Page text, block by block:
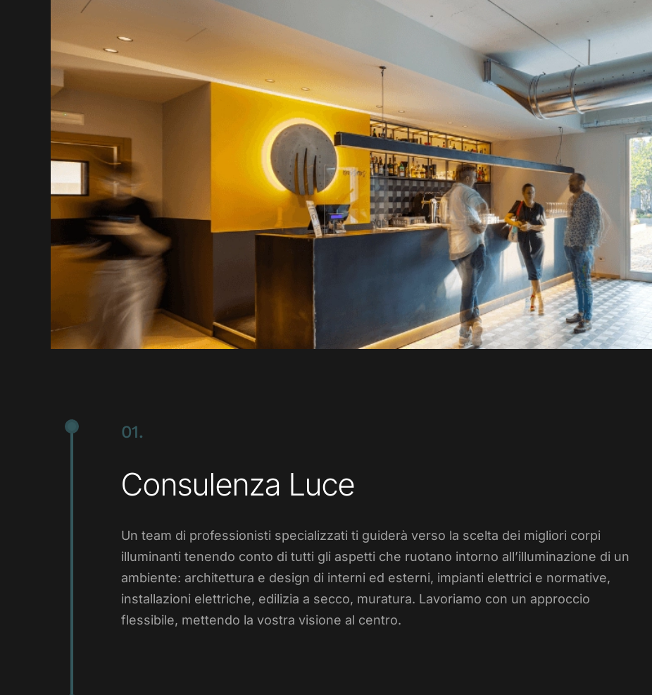
01.
Consulenza Luce
Un team di professionisti specializzati ti guiderà verso la scelta dei migliori corpi
illuminanti tenendo conto di tutti gli aspetti che ruotano intorno all’illuminazione di un
ambiente: architettura e design di interni ed esterni, impianti elettrici e normative,
installazioni elettriche, edilizia a secco, muratura. Lavoriamo con un approccio
flessibile, mettendo la vostra visione al centro.